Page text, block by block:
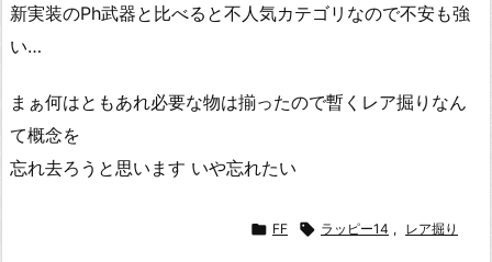
新実装のPh武器と比べると不人気カテゴリなので不安も強
い…
まぁ何はともあれ必要な物は揃ったので暫くレア掘りなん
て概念を
忘れ去ろうと思います いや忘れたい
 FF  ラッピー14 , レア掘り